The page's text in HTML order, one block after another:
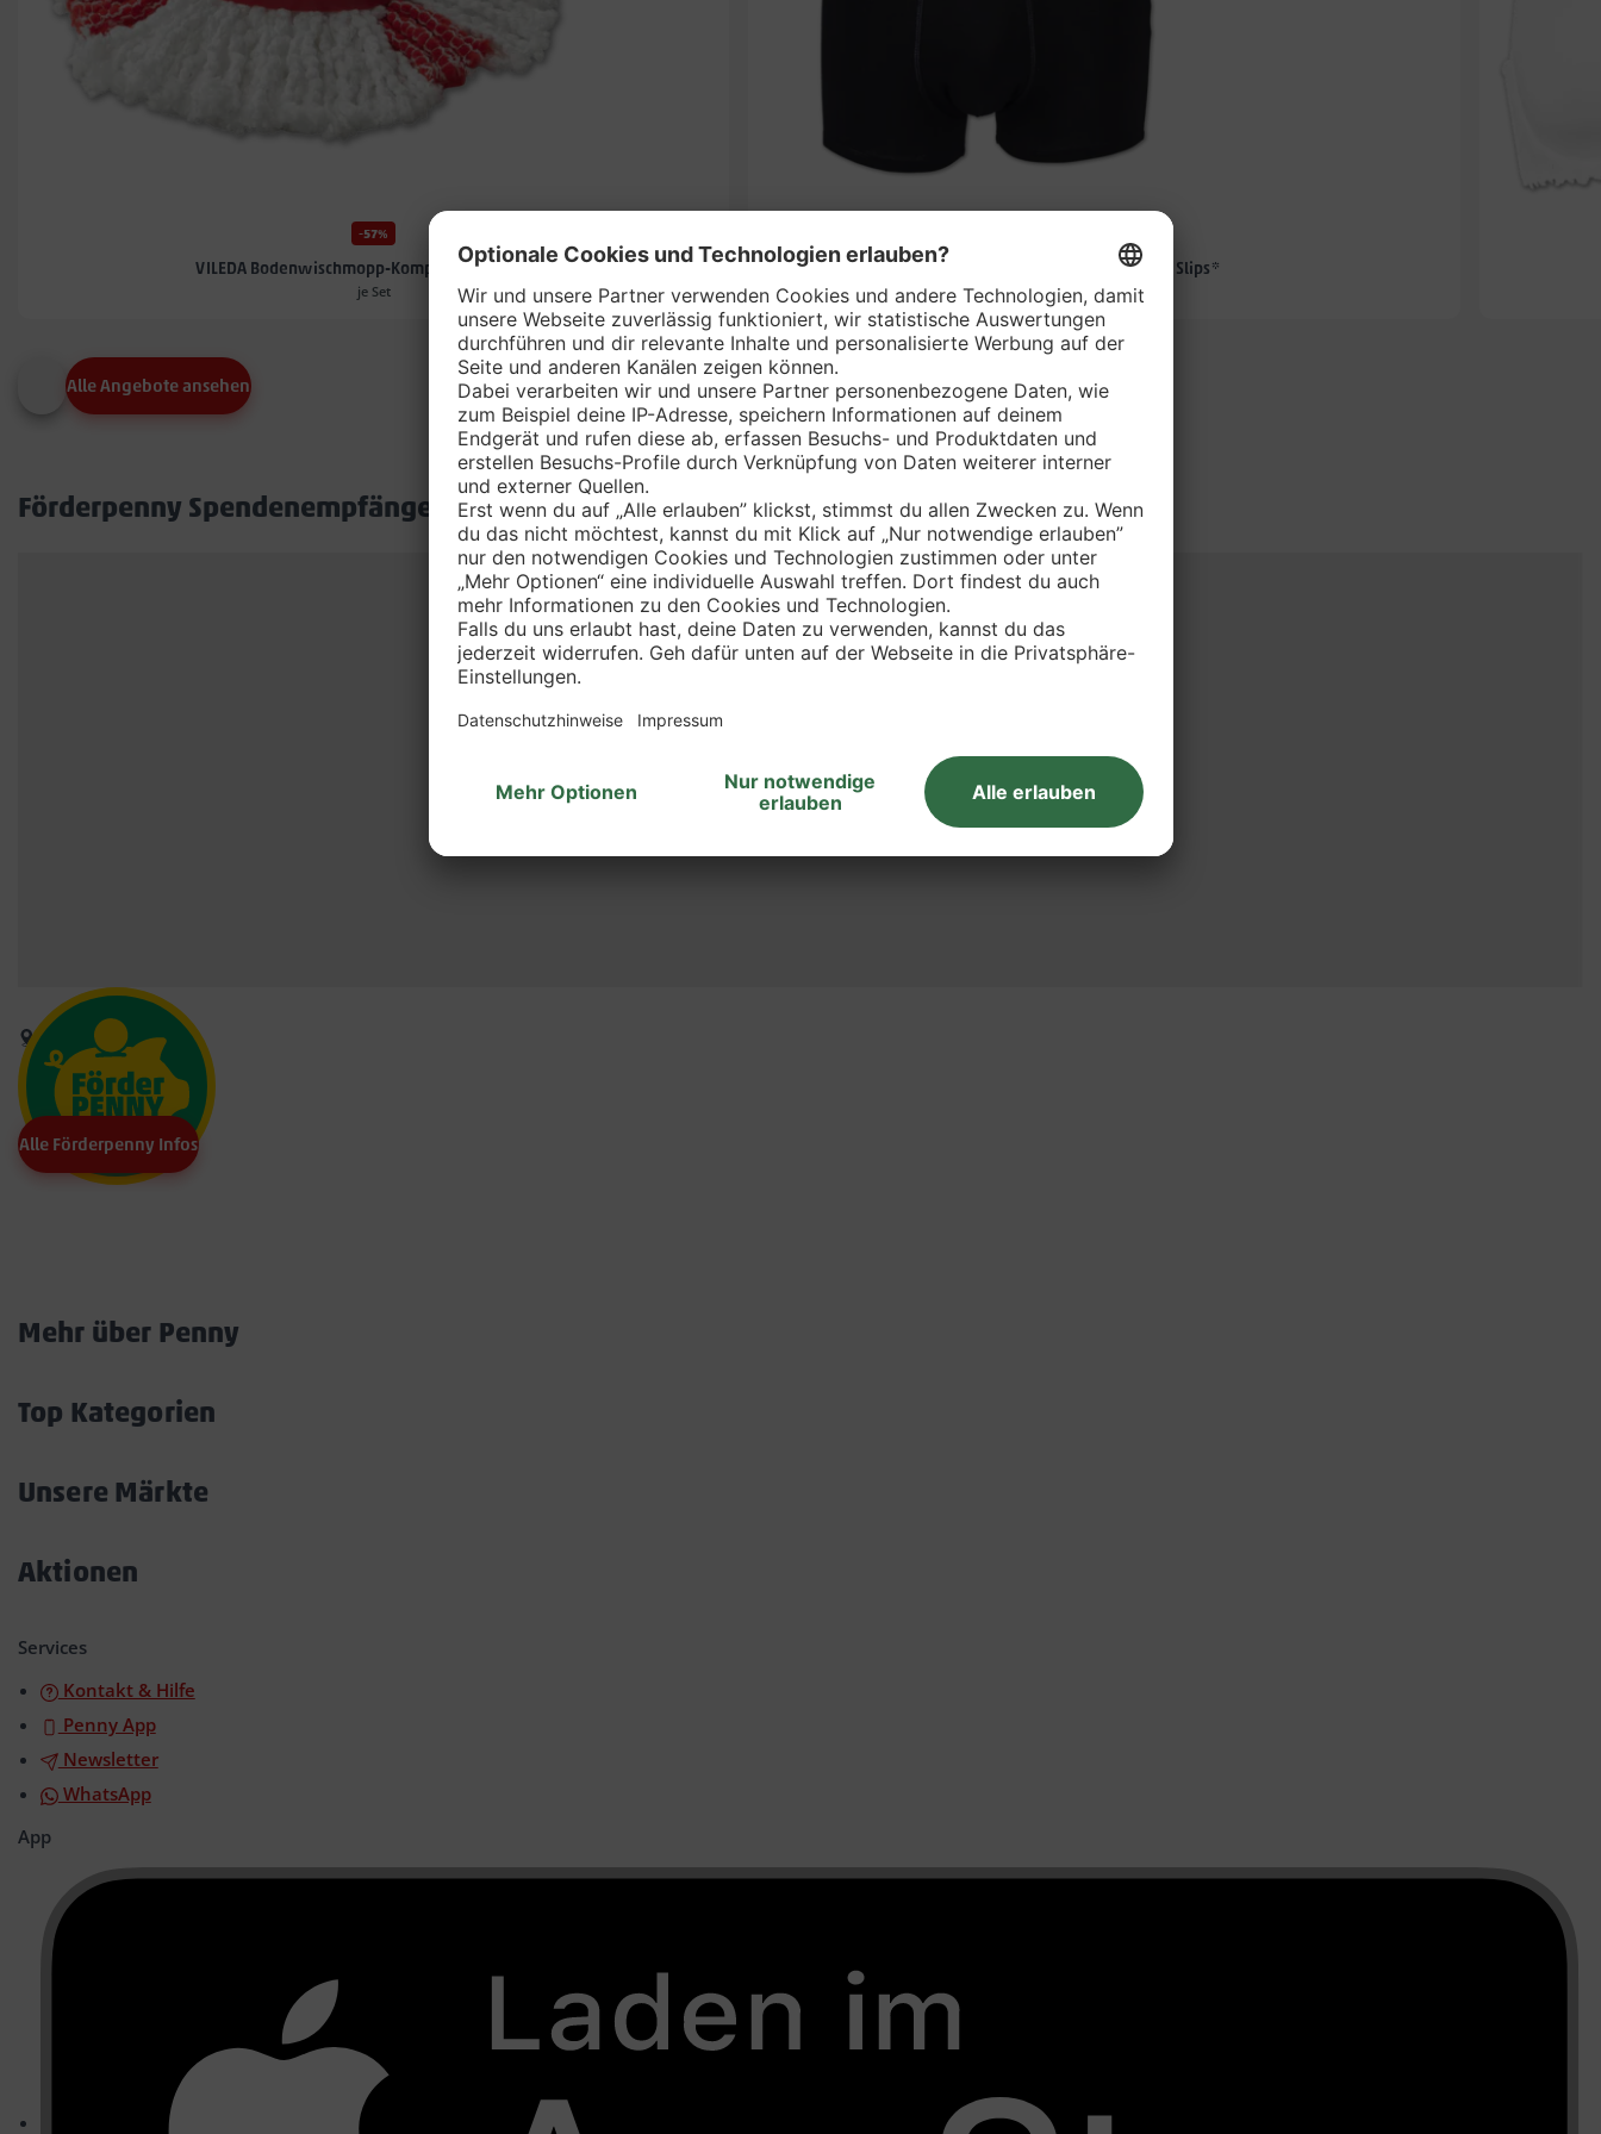
-57%
VILEDA Bodenwischmopp-Komplett-Set TURBO*
je Set
Herren-Retroshorts oder Slips*
je 2er-Packung
Alle Angebote ansehen
Förderpenny Spendenempfänger in deinem Markt
Alle Förderpenny Infos
Mehr über Penny
Top Kategorien
Unsere Märkte
Aktionen
Services
Kontakt & Hilfe
Penny App
Newsletter
WhatsApp
App